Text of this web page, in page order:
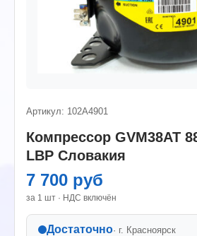
Артикул: 102A4901
Компрессор GVМ38AT
LBP Словакия
7 700 руб
за 1 шт · НДС включён
Достаточно· г. Красноярск